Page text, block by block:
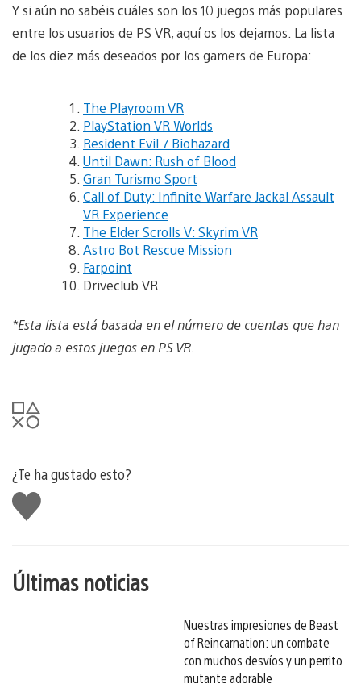
Y si aún no sabéis cuáles son los 10 juegos más populares
entre los usuarios de PS VR, aquí os los dejamos. La lista
de los diez más deseados por los gamers de Europa:
The Playroom VR
PlayStation VR Worlds
Resident Evil 7 Biohazard
Until Dawn: Rush of Blood
Gran Turismo Sport
Call of Duty: Infinite Warfare Jackal Assault
VR Experience
The Elder Scrolls V: Skyrim VR
Astro Bot Rescue Mission
Farpoint
Driveclub VR
*Esta lista está basada en el número de cuentas que han
jugado a estos juegos en PS VR.
¿Te ha gustado esto?
Me
gusta
Últimas noticias
Nuestras impresiones de Beast
of Reincarnation: un combate
con muchos desvíos y un perrito
mutante adorable